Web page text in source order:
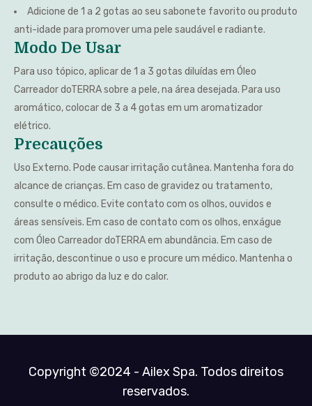
Adicione de 1 a 2 gotas ao seu sabonete favorito ou produto
anti-idade para promover uma pele saudável e radiante.
Modo De Usar
Para uso tópico, aplicar de 1 a 3 gotas diluídas em Óleo
Carreador doTERRA sobre a pele, na área desejada. Para uso
aromático, colocar de 3 a 4 gotas em um aromatizador
elétrico.
Precauções
Uso Externo. Pode causar irritação cutânea. Mantenha fora do
alcance de crianças. Em caso de gravidez ou tratamento,
consulte o médico. Evite contato com os olhos, ouvidos e
áreas sensíveis. Em caso de contato com os olhos, enxágue
com Óleo Carreador doTERRA em abundância. Em caso de
irritação, descontinue o uso e procure um médico. Mantenha o
produto ao abrigo da luz e do calor.
Copyright ©2024 - Ailex Spa. Todos direitos
reservados.